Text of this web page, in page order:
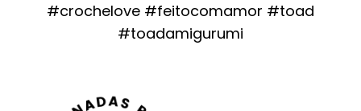
#crochelove #feitocomamor #toad
#toadamigurumi